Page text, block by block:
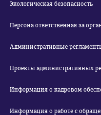
Экологическая безопасность
Персона ответственная за
Административные
Проекты административных
Информация о кадровом
Информация о работе с